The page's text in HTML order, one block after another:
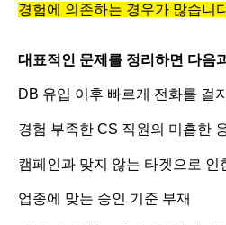
경험에 의존하는 경우가 많습니
대표적인 문제를 정리하면 다음
DB 유입 이후 빠르게 전화를 걸
경험 부족한 CS 직원의 미흡한
캠페인과 맞지 않는 타겟으로 인
업종에 맞는 승인 기준 부재